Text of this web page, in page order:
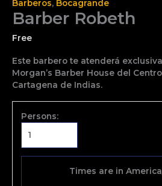
Barberos, Bocagrande
Barber Robeth
Free
Este barbero te atenderá
Morgan’s Barber House del
Cartagena de Indias.
Persons:
Times are in